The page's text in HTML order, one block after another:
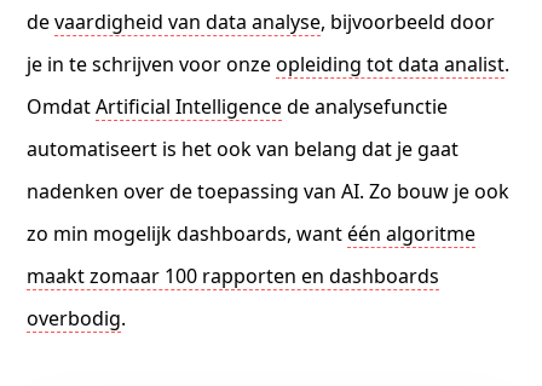
devaardigheid van data analyse, bijvoorbeeld door
je in te schrijven voor onzeopleiding tot data analist.
OmdatArtificial Intelligencede analysefunctie
automatiseert is het ook van belang dat je gaat
nadenken over de toepassing van AI. Zo bouw je ook
zo min mogelijk dashboards, wantéén algoritme
maakt zomaar 100 rapporten en dashboards
overbodig.